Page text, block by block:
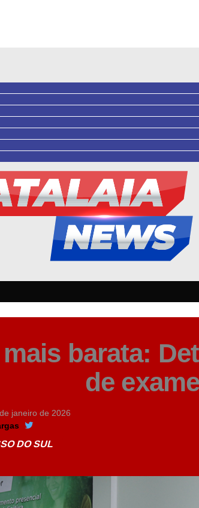
mais barata:
de
janeiro de 2026
DO SUL